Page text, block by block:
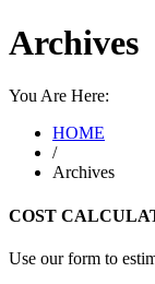
Archives
You Are Here:
HOME
/
Archives
COST
Use our form to